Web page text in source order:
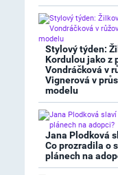
Stylový týden:
Kordulou jako z
Vondráčková v
Vignerová v
modelu
Jana Plodková
Co prozradila o
plánech na